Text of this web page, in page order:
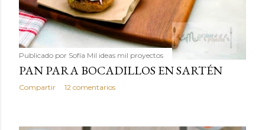
Publicado por Sofía Mil ideas mil proyectos
PAN PARA BOCADILLOS EN SARTÉN
Compartir 12 comentarios